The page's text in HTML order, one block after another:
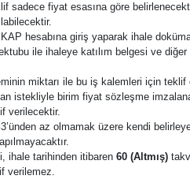
sadece fiyat esasına göre
hesabına giriş yaparak ihale
ile ihaleye katılım belgesi ve
miktarı ile bu iş kalemleri için teklif
istekliyle birim fiyat sözleşme
verilecektir.
az olmamak üzere kendi
ihale tarihinden itibaren 60 (Altmış)
verilemez.